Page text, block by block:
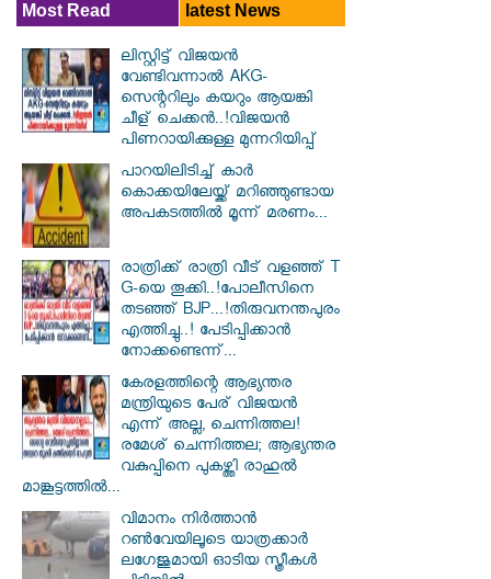
Most Read latest News
ലിസ്റ്റിട്ട് വിജയൻ
വേണ്ടിവന്നാൽ AKG-
സെന്ററിലും കയറും ആയങ്കി
ചീള് ചെക്കൻ..!വിജയൻ
പിണറായിക്കുള്ള മുന്നറിയിപ്പ്
പാറയിലിടിച്ച് കാർ
കൊക്കയിലേയ്ക്ക് മറിഞ്ഞുണ്ടായ
അപക‌ടത്തിൽ മൂന്ന് മരണം...
രാത്രിക്ക് രാത്രി വീട് വളഞ്ഞ് T
G-യെ തൂക്കി..!പോലീസിനെ
തടഞ്ഞ് BJP...!തിരുവനന്തപുരം
എത്തിച്ചു..! പേടിപ്പിക്കാൻ
നോക്കണ്ടെന്ന്...
കേരളത്തിന്റെ ആഭ്യന്തര
മന്ത്രിയുടെ പേര് വിജയൻ
എന്ന് അല്ല, ചെന്നിത്തല!
രമേശ് ചെന്നിത്തല; ആഭ്യന്തര
വകുപ്പിനെ പുകഴ്ത്തി രാഹുൽ
മാങ്കൂട്ടത്തിൽ...
വിമാനം നിര്‍ത്താന്‍
റണ്‍വേയിലൂടെ യാത്രക്കാര്‍
ലഗേജുമായി ഓടിയ സ്ത്രീകള്‍